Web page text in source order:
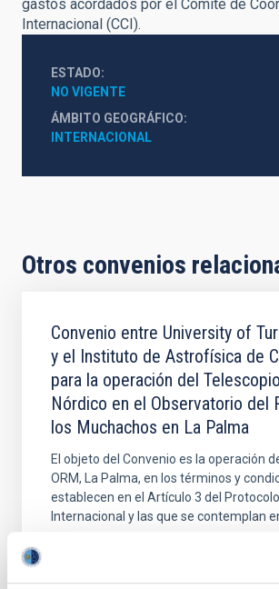
gastos acordados por el Comité de
Internacional (CCI).
ESTADO
NO VIGENTE
ÁMBITO GEOGRÁFICO
INTERNACIONAL
Otros convenios
Convenio entre University of
y el Instituto de Astrofísica de
para la operación del
Nórdico en el Observatorio del
los Muchachos en La Palma
El objeto del Convenio es la operación
ORM, La Palma, en los términos y
establecen en el Artículo 3 del
Internacional y las que se contemplan
16/
Vigente